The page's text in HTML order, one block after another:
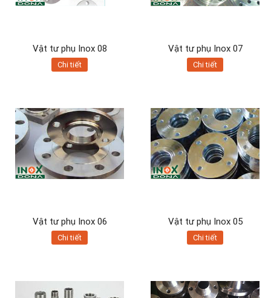
Vật tư phụ Inox 08
Chi tiết
Vật tư phụ Inox 07
Chi tiết
Vật tư phụ Inox 06
Chi tiết
Vật tư phụ Inox 05
Chi tiết